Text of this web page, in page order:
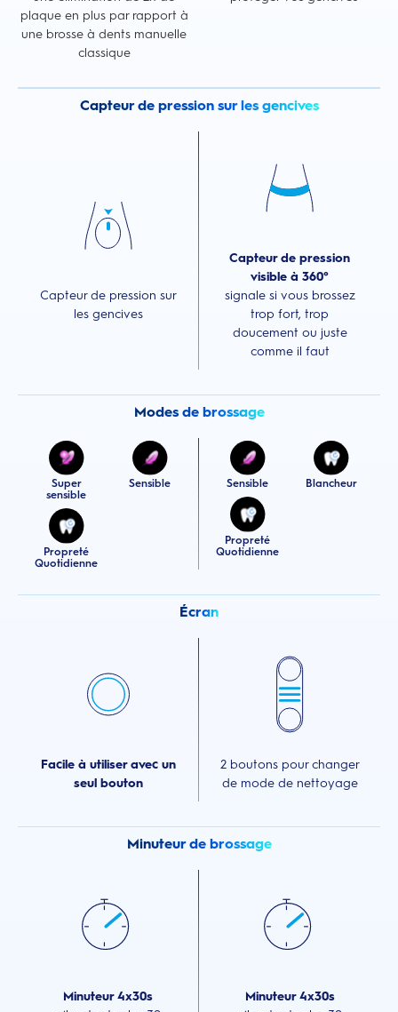
plaque en plus par rapport à
une brosse à dents manuelle
classique
Capteur de pression sur les gencives
Capteur de pression sur
les gencives
Capteur de pression
visible à 360°
signale si vous brossez
trop fort, trop
doucement ou juste
comme il faut
Modes de brossage
Super
sensible
Sensible
Propreté
Quotidienne
Sensible Blancheur
Propreté
Quotidienne
Écran
Facile à utiliser avec un
seul bouton
2 boutons pour changer
de mode de nettoyage
Minuteur de brossage
Minuteur 4x30s
Minuteur 4x30s